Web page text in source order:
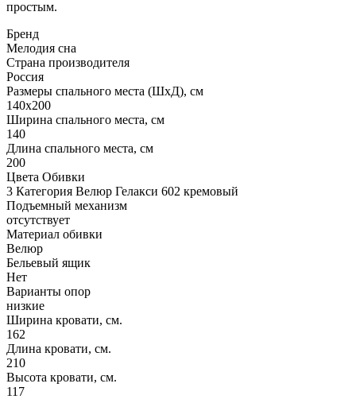
простым.
Бренд
Мелодия сна
Страна производителя
Россия
Размеры спального места (ШхД), см
140х200
Ширина спального места, см
140
Длина спального места, см
200
Цвета Обивки
3 Категория Велюр Гелакси 602 кремовый
Подъемный механизм
отсутствует
Материал обивки
Велюр
Бельевый ящик
Нет
Варианты опор
низкие
Ширина кровати, см.
162
Длина кровати, см.
210
Высота кровати, см.
117